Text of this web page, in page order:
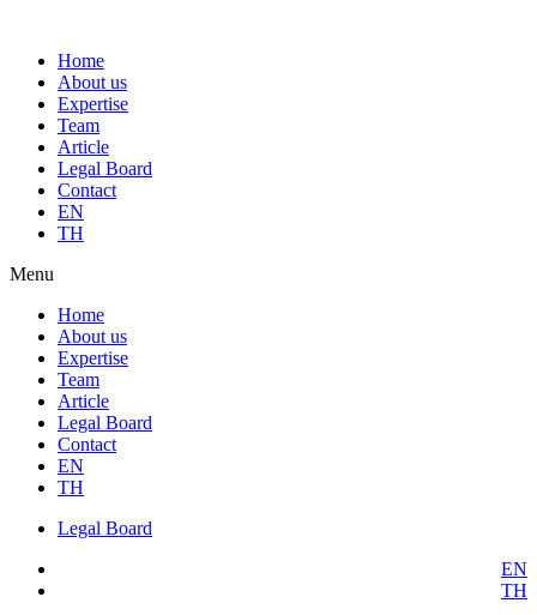
Home
About us
Expertise
Team
Article
Legal Board
Contact
EN
TH
Menu
Home
About us
Expertise
Team
Article
Legal Board
Contact
EN
TH
Legal Board
EN
TH